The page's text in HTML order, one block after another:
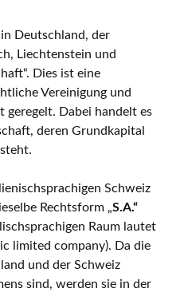
Deutschland, der
Liechtenstein und
Dies ist eine
Vereinigung und
Dabei handelt es
deren Grundkapital
Schweiz
Rechtsform „S.A.“
Raum lautet
limited company). Da die
und der Schweiz
sind, werden sie in der